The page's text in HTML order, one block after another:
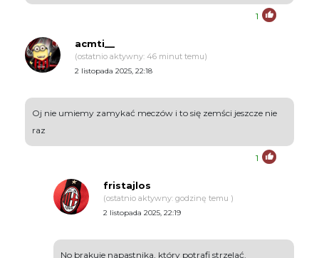
1
acmti__
(ostatnio aktywny: 46 minut temu)
2 listopada 2025, 22:18
Oj nie umiemy zamykać meczów i to się zemści jeszcze nie
raz
1
fristajlos
(ostatnio aktywny: godzinę temu )
2 listopada 2025, 22:19
No brakuje napastnika, który potrafi strzelać.